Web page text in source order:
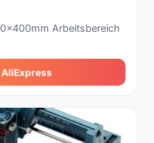
Arbeitsbereich
AliExpress